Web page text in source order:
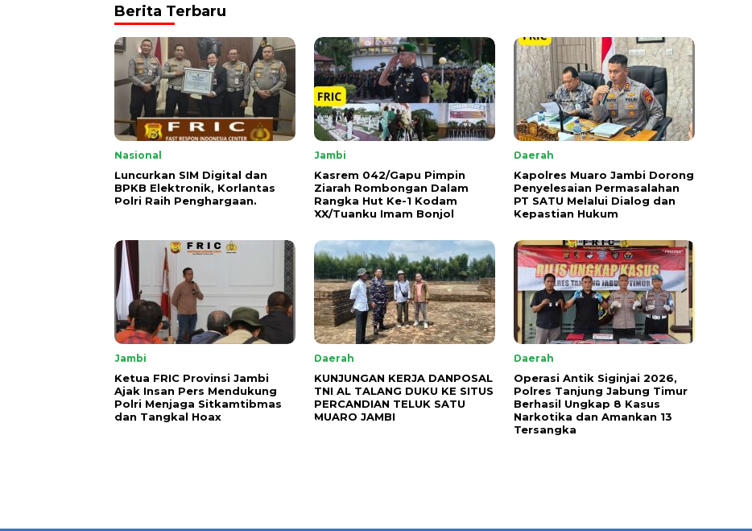
Berita Terbaru
Nasional
Luncurkan SIM Digital dan
BPKB Elektronik, Korlantas
Polri Raih Penghargaan.
Jambi
Kasrem 042/Gapu Pimpin
Ziarah Rombongan Dalam
Rangka Hut Ke-1 Kodam
XX/Tuanku Imam Bonjol
Daerah
Kapolres Muaro Jambi Dorong
Penyelesaian Permasalahan
PT SATU Melalui Dialog dan
Kepastian Hukum
Jambi
Ketua FRIC Provinsi Jambi
Ajak Insan Pers Mendukung
Polri Menjaga Sitkamtibmas
dan Tangkal Hoax
Daerah
KUNJUNGAN KERJA DANPOSAL
TNI AL TALANG DUKU KE SITUS
PERCANDIAN TELUK SATU
MUARO JAMBI
Daerah
Operasi Antik Siginjai 2026,
Polres Tanjung Jabung Timur
Berhasil Ungkap 8 Kasus
Narkotika dan Amankan 13
Tersangka